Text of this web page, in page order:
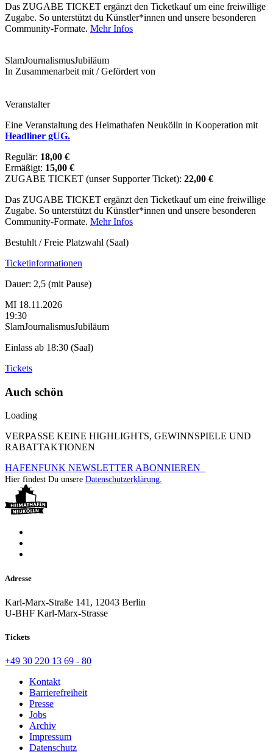
Das ZUGABE TICKET ergänzt den Ticketkauf um eine freiwillige
Zugabe. So unterstützt du Künstler*innen und unsere besonderen
Community-Formate. Mehr Infos
SlamJournalismusJubiläum
In Zusammenarbeit mit / Gefördert von
Veranstalter
Eine Veranstaltung des Heimathafen Neukölln in Kooperation mit
Headliner gUG.
Regulär: 18,00 €
Ermäßigt: 15,00 €
ZUGABE TICKET (unser Supporter Ticket): 22,00 €
Das ZUGABE TICKET ergänzt den Ticketkauf um eine freiwillige
Zugabe. So unterstützt du Künstler*innen und unsere besonderen
Community-Formate. Mehr Infos
Bestuhlt / Freie Platzwahl (Saal)
Ticketinformationen
Dauer: 2,5 (mit Pause)
MI 18.11.2026
19:30
SlamJournalismusJubiläum
Einlass ab 18:30 (Saal)
Tickets
Auch schön
Loading
VERPASSE KEINE HIGHLIGHTS, GEWINNSPIELE UND
RABATTAKTIONEN
HAFENFUNK NEWSLETTER ABONNIEREN
Hier findest Du unsere Datenschutzerklärung.
Adresse
Karl-Marx-Straße 141, 12043 Berlin
U-BHF Karl-Marx-Strasse
Tickets
+49 30 220 13 69 - 80
Kontakt
Barrierefreiheit
Presse
Jobs
Archiv
Impressum
Datenschutz